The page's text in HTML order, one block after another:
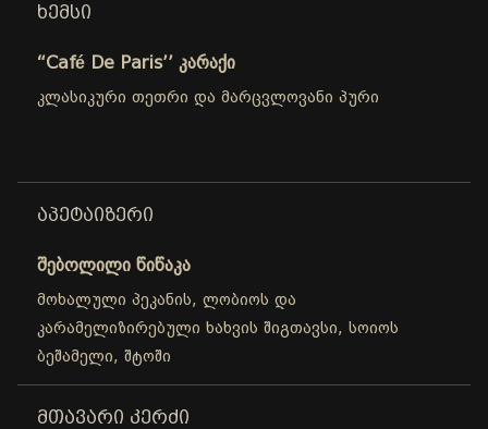
ᲮᲔᲛᲡᲘ
“Café De Paris’’ კარაქი
კლასიკური თეთრი და მარცვლოვანი პური
ᲐᲞᲔᲢᲐᲘᲖᲔᲠᲘ
შებოლილი წიწაკა
მოხალული პეკანის, ლობიოს და
კარამელიზირებული ხახვის შიგთავსი, სოიოს
ბეშამელი, შტოში
ᲛᲗᲐᲕᲐᲠᲘ ᲙᲔᲠᲫᲘ